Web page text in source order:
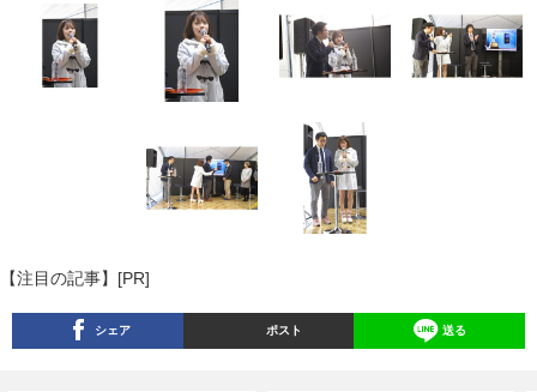
【注目の記事】[PR]
シェア ポスト 送る